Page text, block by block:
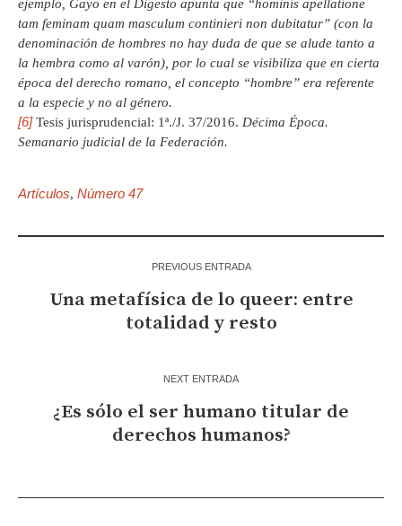
ejemplo, Gayo en el Digesto apunta que “hominis apellatione
tam feminam quam masculum continieri non dubitatur” (con la
denominación de hombres no hay duda de que se alude tanto a
la hembra como al varón), por lo cual se visibiliza que en cierta
época del derecho romano, el concepto “hombre” era referente
a la especie y no al género.
[6]Tesis jurisprudencial: 1ª./J. 37/2016. Décima Época.
Semanario judicial de la Federación.
Artículos, Número 47
PREVIOUS ENTRADA
Una metafísica de lo queer: entre
totalidad y resto
NEXT ENTRADA
¿Es sólo el ser humano titular de
derechos humanos?